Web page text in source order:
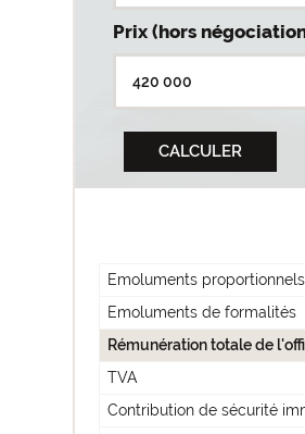
Prix (hors
Emoluments proportionnels
Emoluments de formalités
Rémunération totale de
TVA
Contribution de sécurité